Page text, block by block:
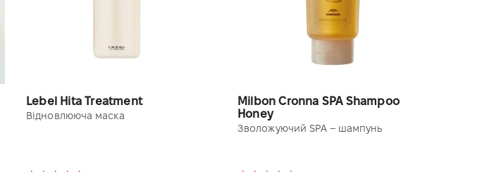
Lebel Hita Treatment
Відновлююча маска
Milbon Cronna SPA Shampoo
Honey
Зволожуючий SPA – шампунь